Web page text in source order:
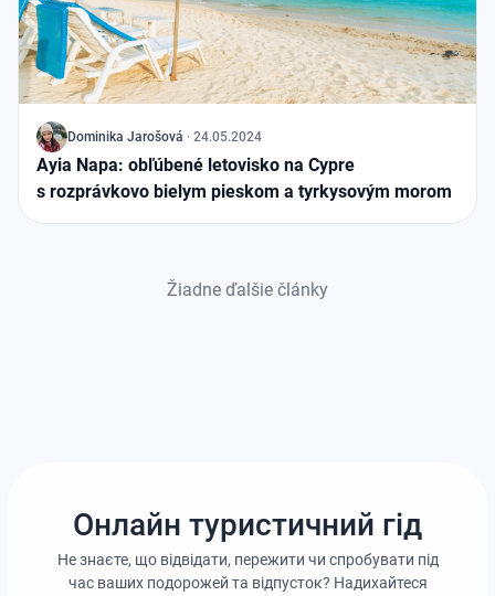
J Dominika Jarošová · 24.05.2024
Ayia Napa: obľúbené letovisko na Cypre
s rozprávkovo bielym pieskom a tyrkysovým morom
Žiadne ďalšie články
Онлайн туристичний гід
Не знаєте, що відвідати, пережити чи спробувати під
час ваших подорожей та відпусток? Надихайтеся